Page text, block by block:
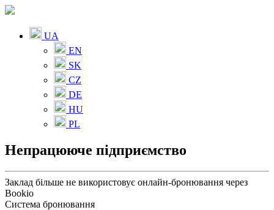
UA
EN
SK
CZ
DE
HU
PL
Непрацююче підприємство
Заклад більше не використовує онлайн-бронювання через
Bookio
Система бронювання